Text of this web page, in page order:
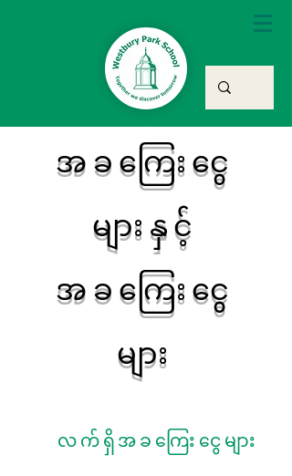
အခကြေးငွေ
များနှင့်
အခကြေးငွေ
များ
လက်ရှိအခကြေးငွေများ